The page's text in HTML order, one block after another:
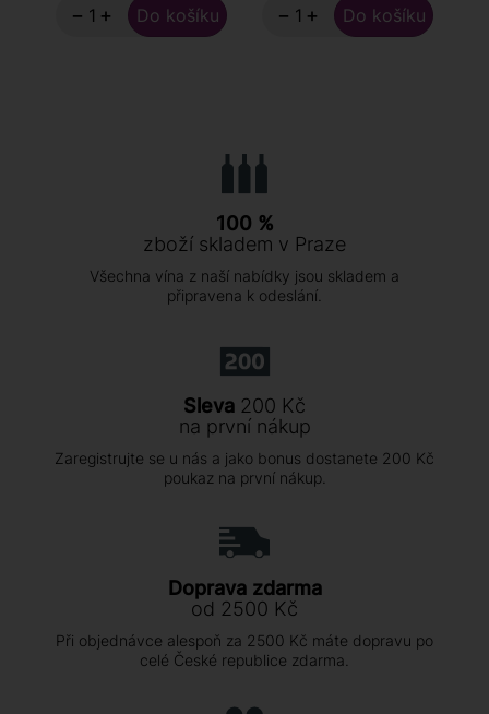
− + − +
100 %
zboží skladem v Praze
Všechna vína z naší nabídky jsou skladem a
připravena k odeslání.
Sleva 200 Kč
na první nákup
Zaregistrujte se u nás a jako bonus dostanete 200 Kč
poukaz na první nákup.
Doprava zdarma
od 2500 Kč
Při objednávce alespoň za 2500 Kč máte dopravu po
celé České republice zdarma.